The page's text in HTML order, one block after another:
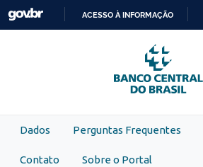
Skip to main content
PARA
O
CONTEÚDO
ACESSO À INFORMAÇÃO
Dados Perguntas Frequentes
Contato Sobre o Portal